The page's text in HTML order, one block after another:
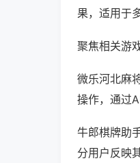
果，适用于
聚焦相关游
微乐河北麻
操作，通过
牛郎棋牌助
分用户反映